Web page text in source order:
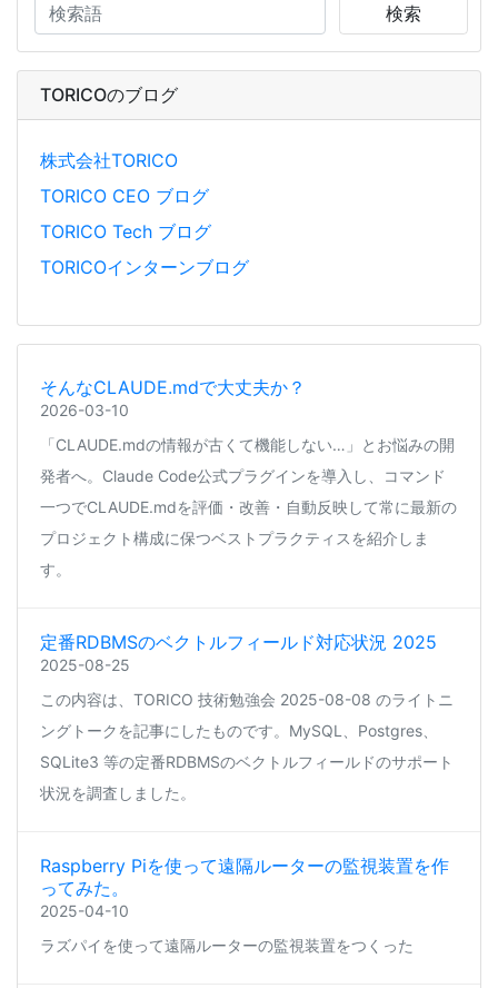
検索
TORICOのブログ
株式会社TORICO
TORICO CEO ブログ
TORICO Tech ブログ
TORICOインターンブログ
そんなCLAUDE.mdで大丈夫か？
2026-03-10
「CLAUDE.mdの情報が古くて機能しない…」とお悩みの開
発者へ。Claude Code公式プラグインを導入し、コマンド
一つでCLAUDE.mdを評価・改善・自動反映して常に最新の
プロジェクト構成に保つベストプラクティスを紹介しま
す。
定番RDBMSのベクトルフィールド対応状況 2025
2025-08-25
この内容は、TORICO 技術勉強会 2025-08-08 のライトニ
ングトークを記事にしたものです。MySQL、Postgres、
SQLite3 等の定番RDBMSのベクトルフィールドのサポート
状況を調査しました。
Raspberry Piを使って遠隔ルーターの監視装置を作
ってみた。
2025-04-10
ラズパイを使って遠隔ルーターの監視装置をつくった